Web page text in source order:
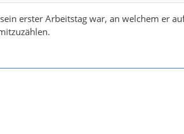
erster Arbeitstag war, an welchem er